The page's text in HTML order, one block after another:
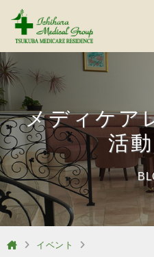
メディケア
活
イベント